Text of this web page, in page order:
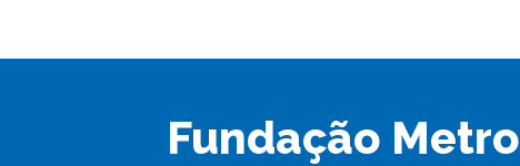
Fundação Metro